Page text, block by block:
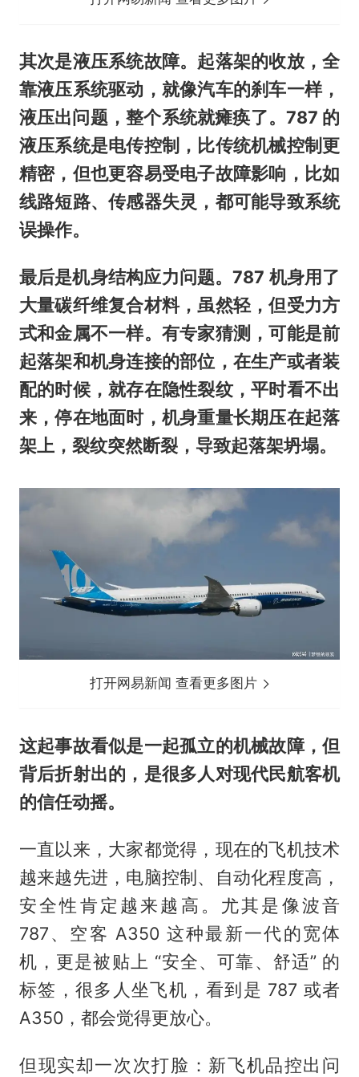
其次是液压系统故障。起落架的收放，全
靠液压系统驱动，就像汽车的刹车一样，
液压出问题，整个系统就瘫痪了。787 的
液压系统是电传控制，比传统机械控制更
精密，但也更容易受电子故障影响，比如
线路短路、传感器失灵，都可能导致系统
误操作。
最后是机身结构应力问题。787 机身用了
大量碳纤维复合材料，虽然轻，但受力方
式和金属不一样。有专家猜测，可能是前
起落架和机身连接的部位，在生产或者装
配的时候，就存在隐性裂纹，平时看不出
来，停在地面时，机身重量长期压在起落
架上，裂纹突然断裂，导致起落架坍塌。
打开网易新闻 查看更多图片
这起事故看似是一起孤立的机械故障，但
背后折射出的，是很多人对现代民航客机
的信任动摇。
一直以来，大家都觉得，现在的飞机技术
越来越先进，电脑控制、自动化程度高，
安全性肯定越来越高。尤其是像波音
787、空客 A350 这种最新一代的宽体
机，更是被贴上 “安全、可靠、舒适” 的
标签，很多人坐飞机，看到是 787 或者
A350，都会觉得更放心。
但现实却一次次打脸：新飞机品控出问